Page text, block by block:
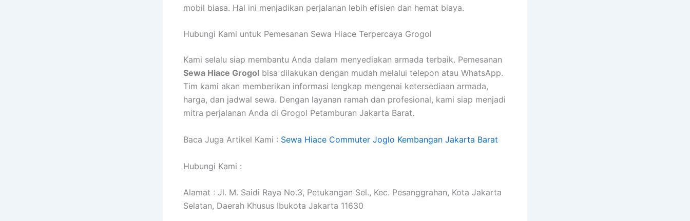
mobil biasa. Hal ini menjadikan perjalanan lebih efisien dan hemat biaya.
Hubungi Kami untuk Pemesanan Sewa Hiace Terpercaya Grogol
Kami selalu siap membantu Anda dalam menyediakan armada terbaik. Pemesanan
Sewa Hiace Grogol bisa dilakukan dengan mudah melalui telepon atau WhatsApp.
Tim kami akan memberikan informasi lengkap mengenai ketersediaan armada,
harga, dan jadwal sewa. Dengan layanan ramah dan profesional, kami siap menjadi
mitra perjalanan Anda di Grogol Petamburan Jakarta Barat.
Baca Juga Artikel Kami : Sewa Hiace Commuter Joglo Kembangan Jakarta Barat
Hubungi Kami :
Alamat : Jl. M. Saidi Raya No.3, Petukangan Sel., Kec. Pesanggrahan, Kota Jakarta
Selatan, Daerah Khusus Ibukota Jakarta 11630